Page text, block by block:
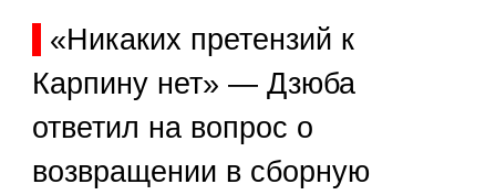
«Никаких претензий к
Карпину нет» — Дзюба
ответил на вопрос о
возвращении в сборную